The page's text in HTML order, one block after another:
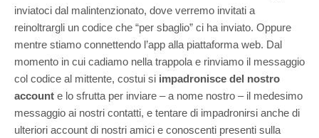
inviatoci dal malintenzionato, dove verremo invitati a
reinoltrargli un codice che “per sbaglio” ci ha inviato. Oppure
mentre stiamo connettendo l’app alla piattaforma web. Dal
momento in cui cadiamo nella trappola e rinviamo il messaggio
col codice al mittente, costui si impadronisce del nostro
account e lo sfrutta per inviare – a nome nostro – il medesimo
messaggio ai nostri contatti, e tentare di impadronirsi anche di
ulteriori account di nostri amici e conoscenti presenti sulla